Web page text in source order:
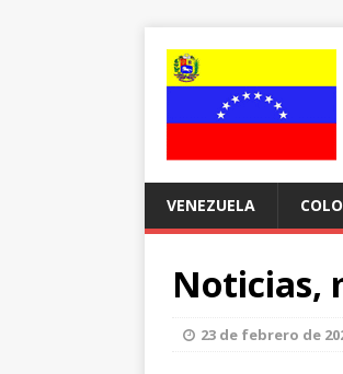
VENEZUELA
Noticias,
23 de febrero de